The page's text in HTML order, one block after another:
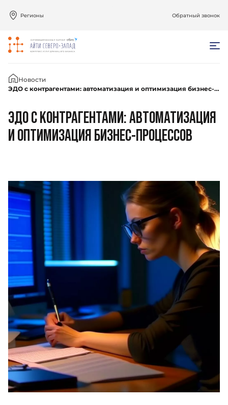
Регионы Обратный звонок
Главная
Новости
ЭДО с контрагентами: автоматизация и оптимизация бизнес-процессов
ЭДО С КОНТРАГЕНТАМИ: АВТОМАТИЗАЦИЯ
И ОПТИМИЗАЦИЯ БИЗНЕС-ПРОЦЕССОВ